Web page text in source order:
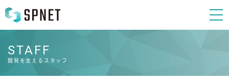
STAFF
開発を支えるスタッフ